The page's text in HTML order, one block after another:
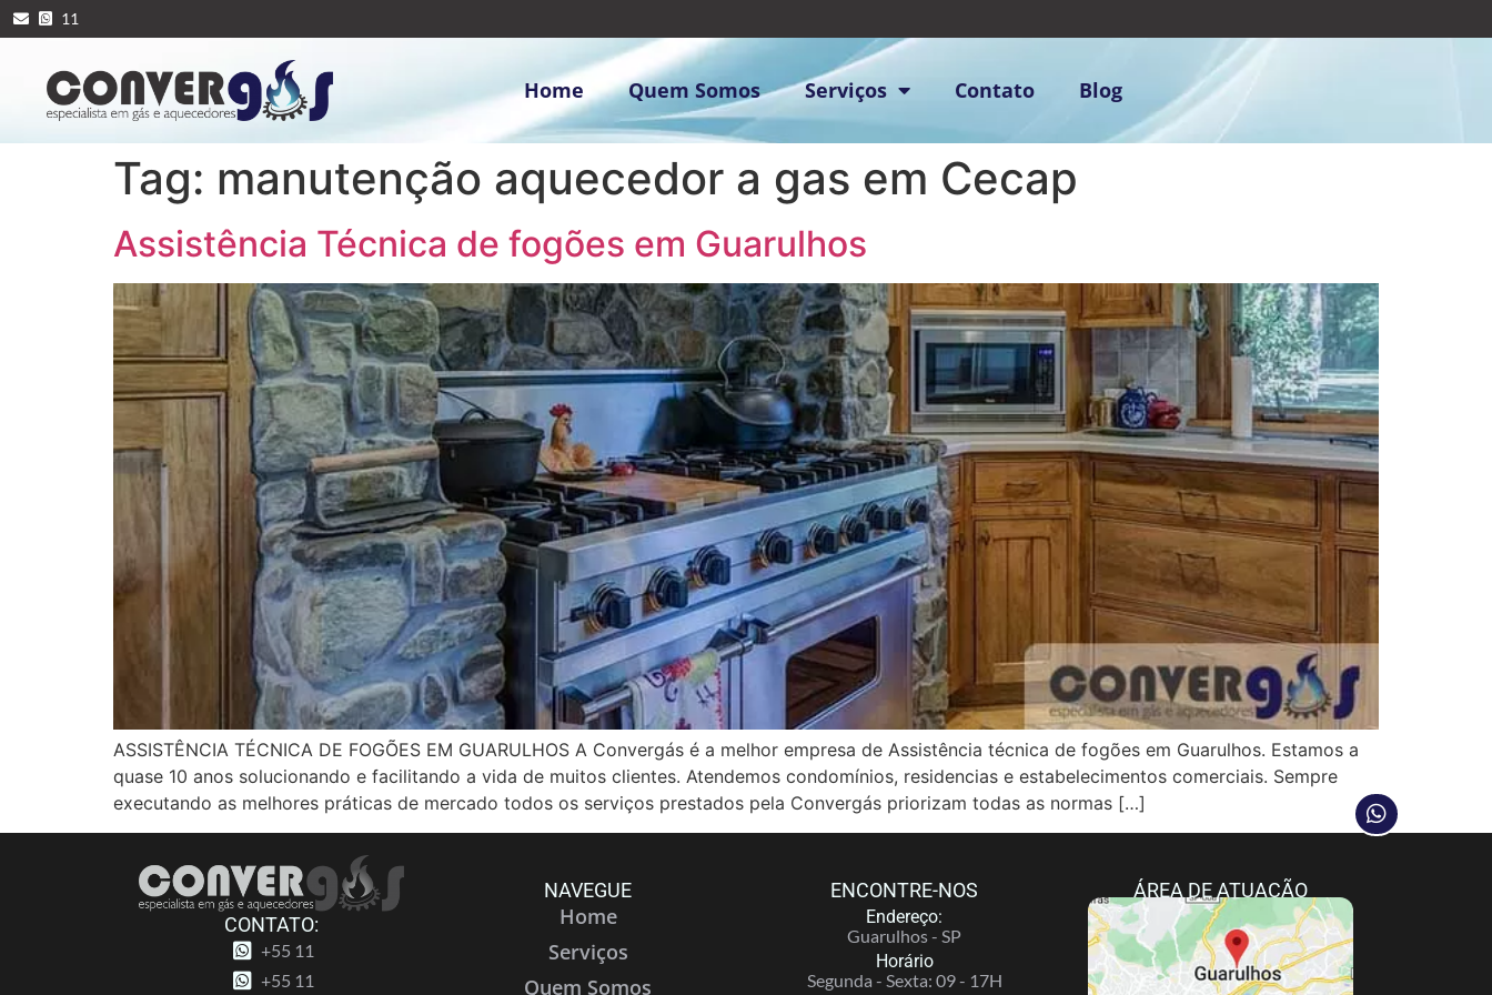
11
Home Quem Somos Serviços Contato Blog
Tag: manutenção aquecedor a gas em Cecap
Assistência Técnica de fogões em Guarulhos
ASSISTÊNCIA TÉCNICA DE FOGÕES EM GUARULHOS A Convergás é a melhor empresa de Assistência técnica de fogões em Guarulhos. Estamos a
quase 10 anos solucionando e facilitando a vida de muitos clientes. Atendemos condomínios, residencias e estabelecimentos comerciais. Sempre
executando as melhores práticas de mercado todos os serviços prestados pela Convergás priorizam todas as normas […]
CONTATO:
+55 11
+55 11
NAVEGUE
Home
Serviços
Quem Somos
ENCONTRE-NOS
Endereço:
Guarulhos - SP
Horário
Segunda - Sexta: 09 - 17H
ÁREA DE ATUAÇÃO